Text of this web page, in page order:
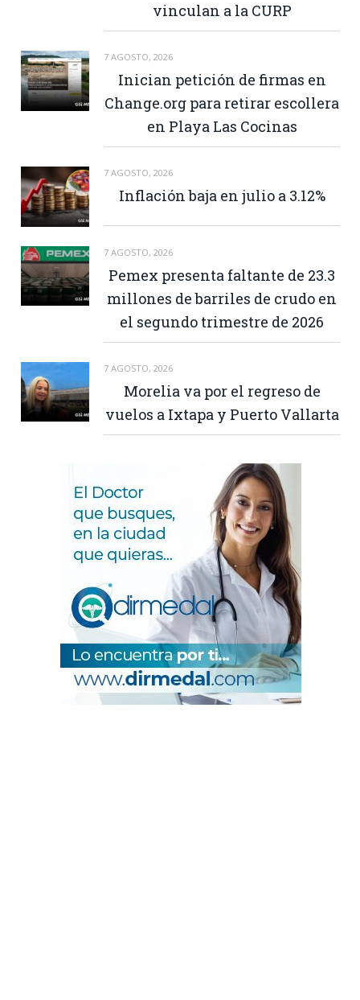
vinculan a la CURP
7 AGOSTO, 2026
Inician petición de firmas en
Change.org para retirar escollera
en Playa Las Cocinas
7 AGOSTO, 2026
Inflación baja en julio a 3.12%
7 AGOSTO, 2026
Pemex presenta faltante de 23.3
millones de barriles de crudo en
el segundo trimestre de 2026
7 AGOSTO, 2026
Morelia va por el regreso de
vuelos a Ixtapa y Puerto Vallarta